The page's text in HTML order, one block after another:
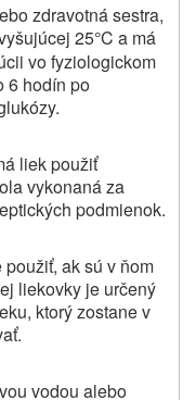
zdravotná sestra,
25°C a má
vo fyziologickom
6 hodín po
liek použiť
vykonaná za
podmienok.
ak sú v ňom
liekovky je určený
ktorý zostane v
vodou alebo